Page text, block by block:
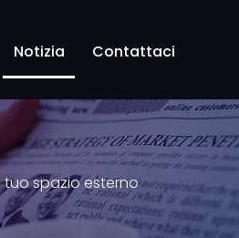
Notizia Contattaci
spazio esterno